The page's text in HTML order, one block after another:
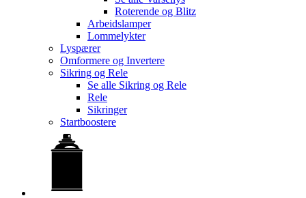
Roterende og Blitz
Arbeidslamper
Lommelykter
Lyspærer
Omformere og Invertere
Sikring og Rele
Se alle Sikring og Rele
Rele
Sikringer
Startboostere